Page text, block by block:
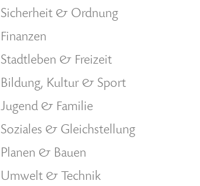
Sicherheit & Ordnung
Finanzen
Stadtleben & Freizeit
Bildung, Kultur & Sport
Jugend & Familie
Soziales & Gleichstellung
Planen & Bauen
Umwelt & Technik